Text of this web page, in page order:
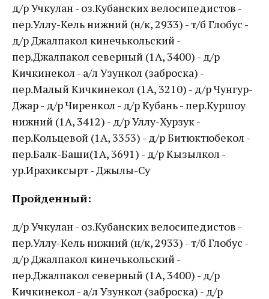
д/р Учкулан - оз.Кубанских велосипедистов -
пер.Уллу-Кель нижний (н/к, 2933) - т/б Глобус -
д/р Джалпакол кинечькольский -
пер.Джалпакол северный (1А, 3400) - д/р
Кичкинекол - а/л Узункол (заброска) -
пер.Малый Кичкинекол (1А, 3210) - д/р Чунгур-
Джар - д/р Чиренкол - д/р Кубань - пер.Куршоу
нижний (1А, 3412) - д/р Уллу-Хурзук -
пер.Кольцевой (1А, 3353) - д/р Битюктюбекол -
пер.Балк-Баши(1А, 3691) - д/р Кызылкол -
ур.Ирахиксырт - Джылы-Су
Пройденный:
д/р Учкулан - оз.Кубанских велосипедистов -
пер.Уллу-Кель нижний (н/к, 2933) - т/б Глобус -
д/р Джалпакол кинечькольский -
пер.Джалпакол северный (1А, 3400) - д/р
Кичкинекол - а/л Узункол (заброска) - д/р